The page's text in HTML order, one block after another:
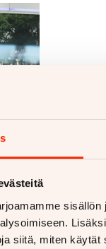
siitä, miten